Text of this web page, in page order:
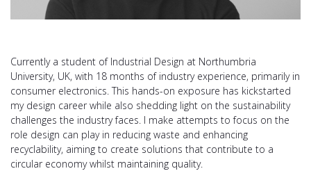
Currently a student of Industrial Design at Northumbria
University, UK, with 18 months of industry experience, primarily in
consumer electronics. This hands-on exposure has kickstarted
my design career while also shedding light on the sustainability
challenges the industry faces. I make attempts to focus on the
role design can play in reducing waste and enhancing
recyclability, aiming to create solutions that contribute to a
circular economy whilst maintaining quality.